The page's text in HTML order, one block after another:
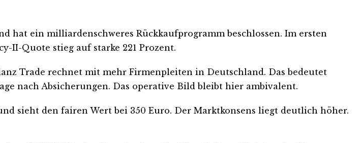
hat ein milliardenschweres Rückkaufprogramm beschlossen. Im ersten
II-Quote stieg auf starke 221 Prozent.
Trade rechnet mit mehr Firmenpleiten in Deutschland. Das bedeutet
nach Absicherungen. Das operative Bild bleibt hier ambivalent.
sieht den fairen Wert bei 350 Euro. Der Marktkonsens liegt deutlich höher.